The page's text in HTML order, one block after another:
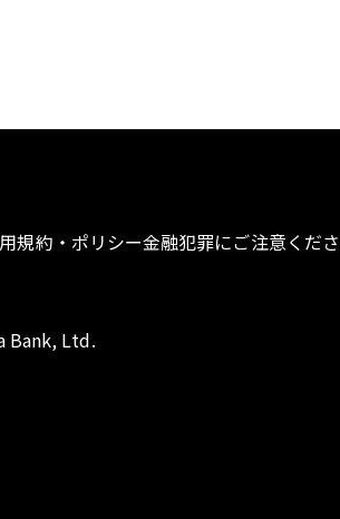
規約・ポリシー金融犯罪にご注意くだ
Bank, Ltd.